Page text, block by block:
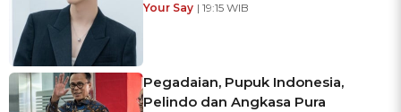
Your Say | 19:15 WIB
Pegadaian, Pupuk Indonesia,
Pelindo dan Angkasa Pura